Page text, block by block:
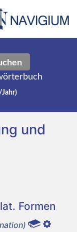
und
Formen